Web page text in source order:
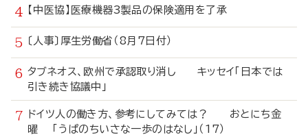
【中医協】医療機器3製品の保険適用を了承
〔人事〕厚生労働省（8月7日付）
タブネオス、欧州で承認取り消し キッセイ「日本では
引き続き協議中」
ドイツ人の働き方、参考にしてみては？ おとにち金
曜 「うぱのちいさな一歩のはなし」（17）